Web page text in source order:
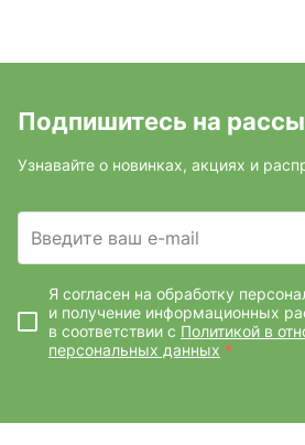
Подпишитесь на
Узнавайте о новинках, акциях и
Введите ваш e-mail
Я согласен на обработку
и получение информационных
в соответствии с Политикой в
персональных данных *